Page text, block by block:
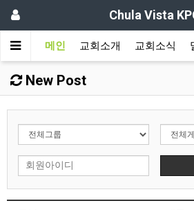
Chula Vista
메인 교회소개 교회소식
New Post